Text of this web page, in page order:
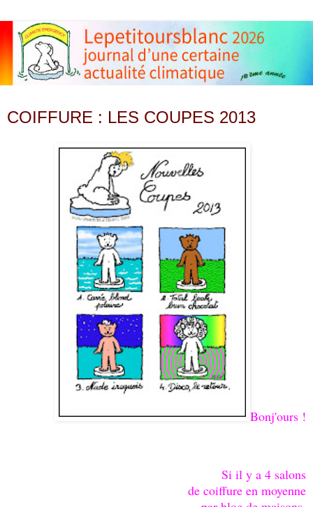
COIFFURE : LES COUPES 2013
Bonj'ours !
Si il y a 4 salons
de coiffure en moyenne